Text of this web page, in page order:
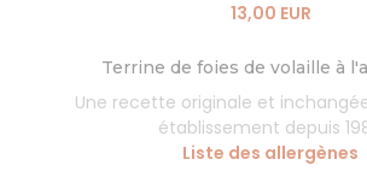
13,00 EUR
Terrine de foies de volaille à
Une recette originale et
établissement depuis
Liste des allergènes